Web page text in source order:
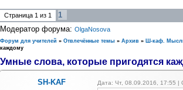
Страница 1 из 1
1
Модератор форума: OlgaNosova
Форум для учителей » Отвлечённые темы » Архив » Ш-каф.
каждому
Умные слова, которые пригодятся
SH-KAF Дата: Чт, 08.09.2016, 17:55 |